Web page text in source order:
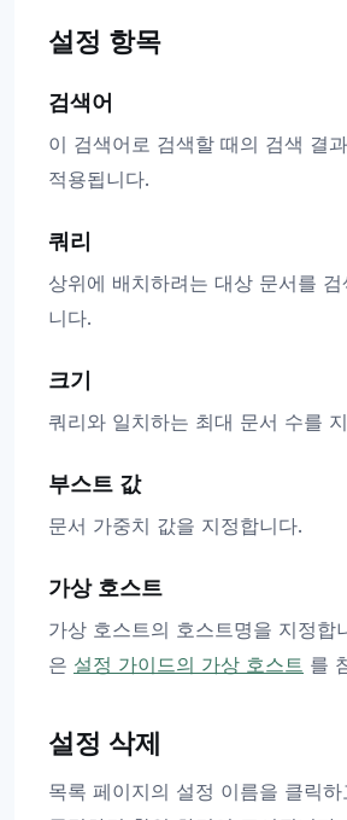
설정 항목
검색어
이 검색어로 검색할 때의 검색 결
적용됩니다.
쿼리
상위에 배치하려는 대상 문서를
니다.
크기
쿼리와 일치하는 최대 문서 수를
부스트 값
문서 가중치 값을 지정합니다.
가상 호스트
가상 호스트의 호스트명을 지정합
은 설정 가이드의 가상 호스트 를
설정 삭제
목록 페이지의 설정 이름을 클릭